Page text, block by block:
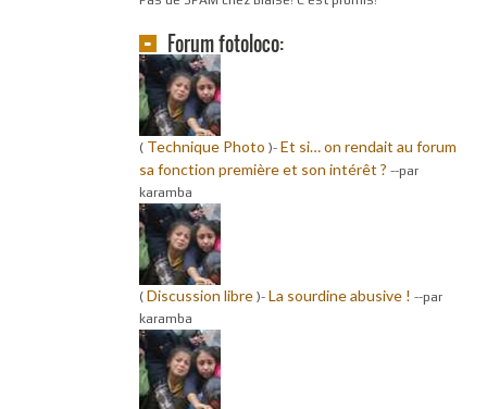
Forum fotoloco:
( Technique Photo )- Et si… on rendait au forum
sa fonction première et son intérêt ? --par
karamba
( Discussion libre )- La sourdine abusive ! --par
karamba